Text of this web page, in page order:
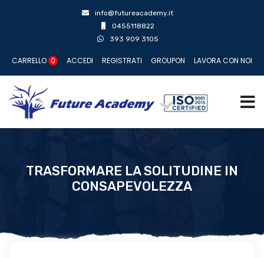
info@futureacademy.it
0455118822
393 909 3105
CARRELLO 0 ACCEDI REGISTRATI GROUPON LAVORA CON NOI
TRASFORMARE LA SOLITUDINE IN
CONSAPEVOLEZZA